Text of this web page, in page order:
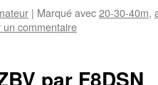
| Marqué avec20-30-40m,
un commentaire
par F8DSN